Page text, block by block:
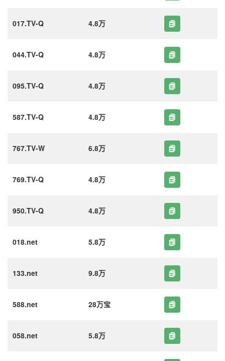
017.TV-Q 4.8万
044.TV-Q 4.8万
095.TV-Q 4.8万
587.TV-Q 4.8万
767.TV-W 6.8万
769.TV-Q 4.8万
950.TV-Q 4.8万
018.net 5.8万
133.net 9.8万
588.net 28万宝
058.net 5.8万